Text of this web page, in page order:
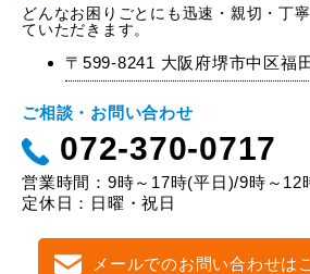
どんなお困りごとにも迅速・親切・丁
ていただきます。
〒599-8241 大阪府堺市中区福
ご相談・お問い合わせ
072-370-0717
営業時間：9時～17時(平日)/9時～12
定休日：日曜・祝日
メールでのお問い合わせは